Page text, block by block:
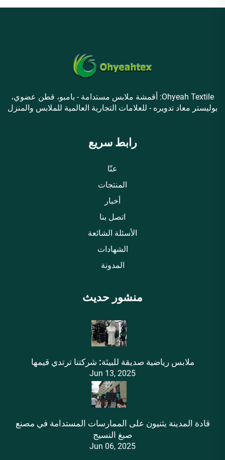
Ohyeah Textile: أقمشة ملابس مستدامة - بامبو، قطن عضوي،
بوليستر معاد تدويره - للعلامات التجارية العالمية للملابس والمنزل
رابط سريع
عنّا
المنتجات
أخبار
اتصل بنا
الأسئلة الشائعة
الشهادات
المدونة
منشور حديث
ملابس رياضية صديقة للبيئة: شركتنا ترتدي قيمها
Jun 13, 2025
قادة المدينة يثنيون على الممارسات المستدامة في مصنع
صبغ النسيج
Jun 06, 2025